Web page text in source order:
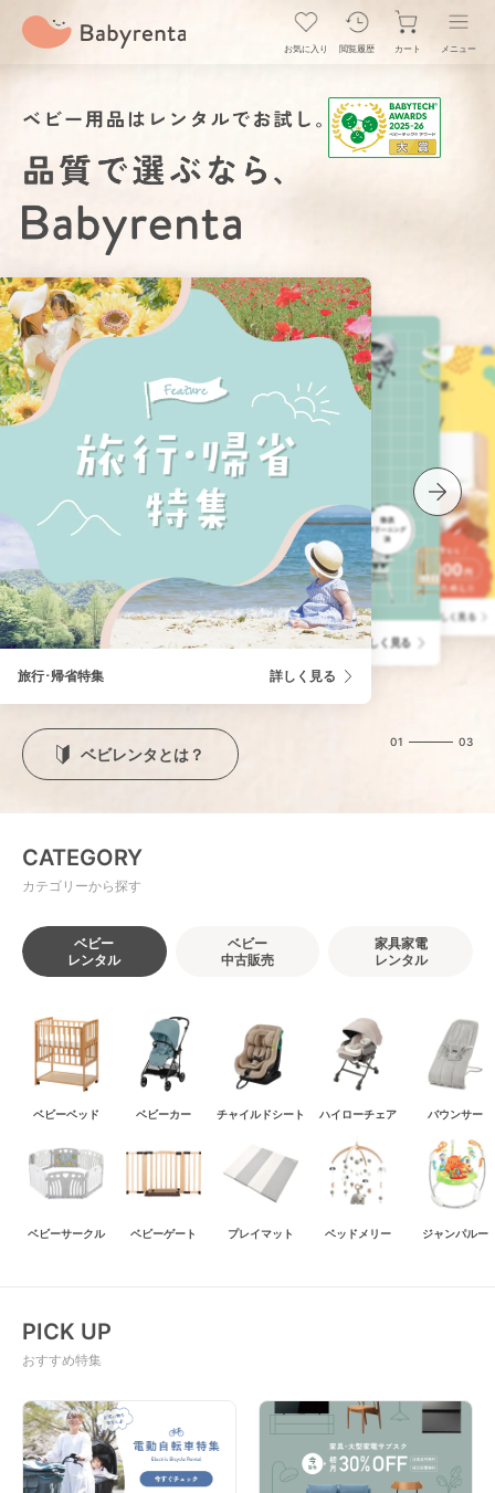
お気に入り 閲覧履歴 カート メニュー
旅行･帰省特集 詳しく見る
ベビレンタの中古ベビー用品販売 詳しく見る
学びを届ける「ベビレンタトイ」 詳しく見る
01 03
ベビレンタとは？
CATEGORY
カテゴリーから探す
ベビー
レンタル
ベビー
中古販売
家具家電
レンタル
ベビーベッド ベビーカー チャイルドシート ハイローチェア バウンサー
ベビーサークル ベビーゲート プレイマット ベッドメリー ジャンパルー
PICK UP
おすすめ特集